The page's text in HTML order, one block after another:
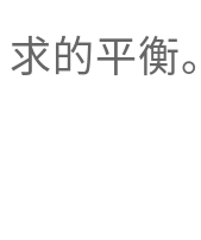
求的平衡。